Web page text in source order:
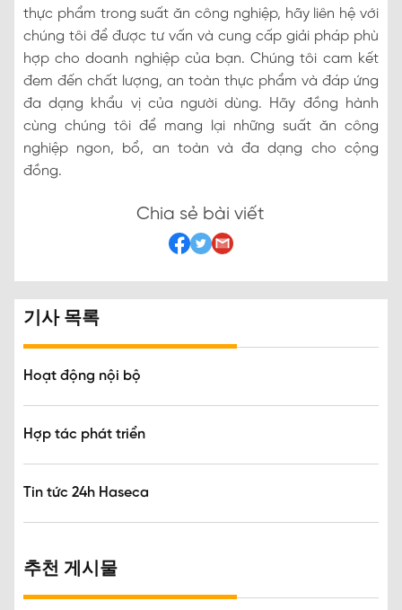
thực phẩm trong suất ăn công nghiệp, hãy liên hệ với
chúng tôi để được tư vấn và cung cấp giải pháp phù
hợp cho doanh nghiệp của bạn. Chúng tôi cam kết
đem đến chất lượng, an toàn thực phẩm và đáp ứng
đa dạng khẩu vị của người dùng. Hãy đồng hành
cùng chúng tôi để mang lại những suất ăn công
nghiệp ngon, bổ, an toàn và đa dạng cho cộng
đồng.
Chia sẻ bài viết
기사 목록
Hoạt động nội bộ
Hợp tác phát triển
Tin tức 24h Haseca
추천 게시물